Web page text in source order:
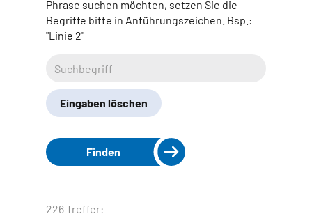
Phrase suchen möchten, setzen Sie die
Begriffe bitte in Anführungszeichen. Bsp.:
"Linie 2"
Eingaben löschen
Finden
226 Treffer: